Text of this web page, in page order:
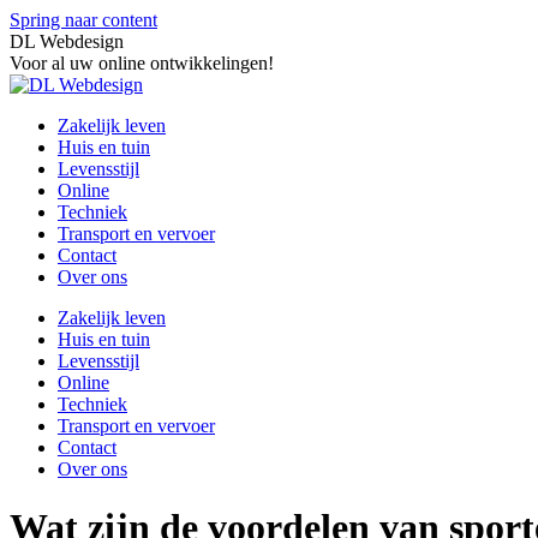
Spring naar content
DL Webdesign
Voor al uw online ontwikkelingen!
Zakelijk leven
Huis en tuin
Levensstijl
Online
Techniek
Transport en vervoer
Contact
Over ons
Zakelijk leven
Huis en tuin
Levensstijl
Online
Techniek
Transport en vervoer
Contact
Over ons
Wat zijn de voordelen van